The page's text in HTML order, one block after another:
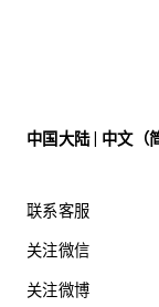
中国大陆 | 中文（
联系客服
关注微信
关注微博